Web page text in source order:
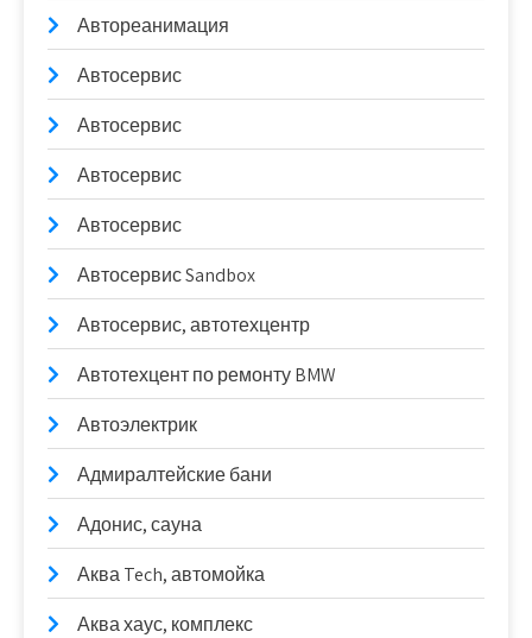
Автореанимация
Автосервис
Автосервис
Автосервис
Автосервис
Автосервис Sandbox
Автосервис, автотехцентр
Автотехцент по ремонту BMW
Автоэлектрик
Адмиралтейские бани
Адонис, сауна
Аква Tech, автомойка
Аква хаус, комплекс